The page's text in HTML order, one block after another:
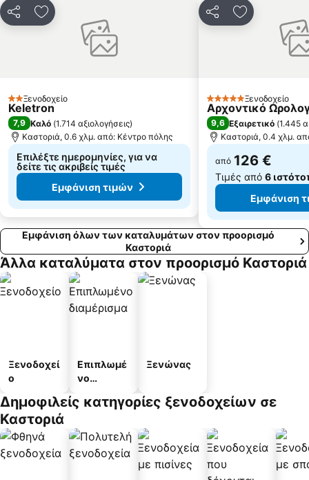
ΚοινοποίησηΠροσθήκη στα αγαπημένα
2 Αστέρια
Ξενοδοχείο
Keletron
7,9 Καλό (1.714 αξιολογήσεις)
Καστοριά, 0.6 χλμ. από: Κέντρο πόλης
Επιλέξτε ημερομηνίες, για να
δείτε τις ακριβείς τιμές
Εμφάνιση τιμών
ΚοινοποίησηΠροσθήκη
5 ΑστέριαΞενοδοχείο
Αρχοντικό
9,6 Εξαιρετικό (1.445
Καστοριά, 0.4 χλμ.
από 126 €
Τιμές από 6
Εμφάνιση
Εμφάνιση όλων των καταλυμάτων στον προορισμό
Καστοριά
Άλλα καταλύματα στον προορισμό Καστοριά
Ξενοδοχεί
ο
Επιπλωμέ
νο
α
Ξενώνας
Δημοφιλείς κατηγορίες ξενοδοχείων σε
Καστοριά